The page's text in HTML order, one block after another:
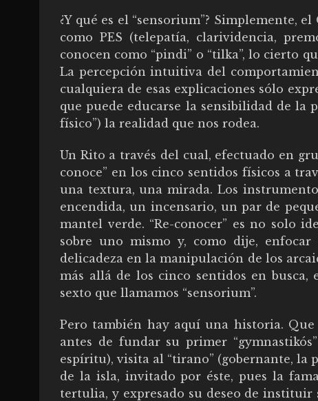
¿Y qué es el “sensorium”? Simplemente,
como PES (telepatía, clarividencia,
conocen como “pindi” o “tilka”, lo cierto
La percepción intuitiva del
cualquiera de esas explicaciones sólo
que puede educarse la sensibilidad de la
físico”) la realidad que nos rodea.
Un Rito a través del cual, efectuado en
conoce” en los cinco sentidos físicos a
una textura, una mirada. Los
encendida, un incensario, un par de
mantel verde. “Re-conocer” es no solo
sobre uno mismo y, como dije,
delicadeza en la manipulación de los
más allá de los cinco sentidos en busca,
sexto que llamamos “sensorium”.
Pero también hay aquí una historia. Que
antes de fundar su primer
espíritu), visita al “tirano” (gobernante, la
de la isla, invitado por éste, pues la
tertulia, y expresado su deseo de